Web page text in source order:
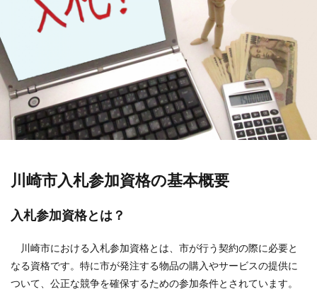
川崎市入札参加資格の基本概要
入札参加資格とは？
川崎市における入札参加資格とは、市が行う契約の際に必要と
なる資格です。特に市が発注する物品の購入やサービスの提供に
ついて、公正な競争を確保するための参加条件とされています。